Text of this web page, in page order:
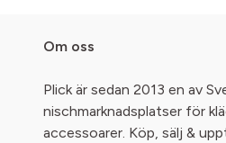
Om oss
Plick är sedan 2013 en av
nischmarknadsplatser för
accessoarer. Köp, sälj &